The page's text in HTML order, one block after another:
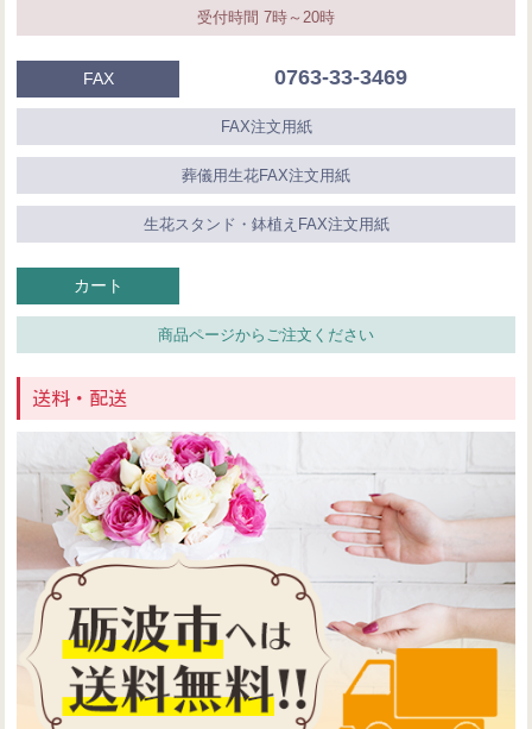
受付時間 7時～20時
FAX 0763-33-3469
FAX注文用紙
葬儀用生花FAX注文用紙
生花スタンド・鉢植えFAX注文用紙
カート
商品ページからご注文ください
送料・配送